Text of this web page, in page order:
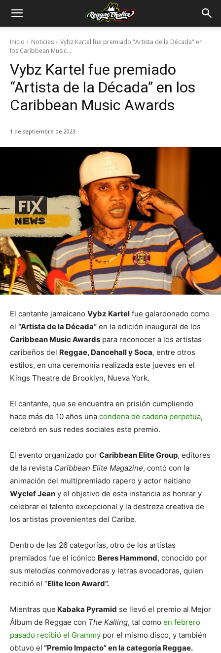
Inicio Noticias
Vybz Kartel fue premiado "Artista de la Década" en
los Caribbean Music...
Vybz Kartel fue premiado
“Artista de la Década” en los
Caribbean Music Awards
1 de septiembre de 2023
El cantante jamaicano Vybz Kartel fue galardonado como
el “Artista de la Década” en la edición inaugural de los
Caribbean Music Awards para reconocer a los artistas
caribeños del Reggae, Dancehall y Soca, entre otros
estilos, en una ceremonia realizada este jueves en el
Kings Theatre de Brooklyn, Nueva York.
El cantante, que se encuentra en prisión cumpliendo
hace más de 10 años una condena de cadena perpetua,
celebró en sus redes sociales este premio.
El evento organizado por Caribbean Elite Group, editores
de la revista Caribbean Elite Magazine, contó con la
animación del multipremiado rapero y actor haitiano
Wyclef Jean y el objetivo de esta instancia es honrar y
celebrar el talento excepcional y la destreza creativa de
los artistas provenientes del Caribe.
Dentro de las 26 categorías, otro de los artistas
premiados fue el icónico Beres Hammond, conocido por
sus melodías conmovedoras y letras evocadoras, quien
recibió el “Elite Icon Award”.
Mientras que Kabaka Pyramid se llevó el premio al Mejor
Álbum de Reggae con The Kalling, tal como en febrero
pasado recibió el Grammy por el mismo disco, y también
obtuvo el “Premio Impacto” en la categoría Reggae.